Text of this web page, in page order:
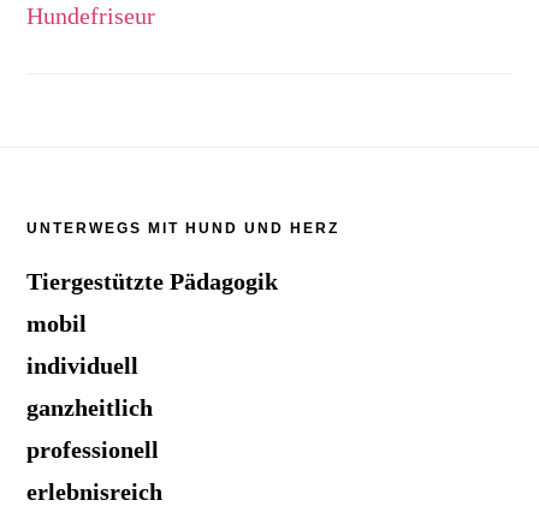
Hundefriseur
UNTERWEGS MIT HUND UND HERZ
Tiergestützte Pädagogik
mobil
individuell
ganzheitlich
professionell
erlebnisreich